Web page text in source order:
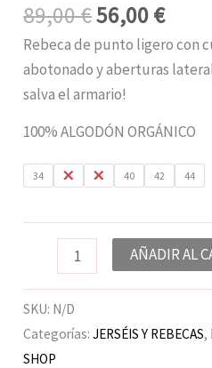
89,00€56,00€
Rebeca de punto ligero con
abotonado y aberturas
salva el armario!
100% ALGODÓN ORGÁNICO
34 36 38 40 42 44
AÑADIR AL
SKU: N/D
Categorías:JERSÉIS Y REBECAS,
SHOP